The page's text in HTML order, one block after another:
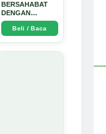
BERSAHABAT
DENGAN
NYAMUK: Jurus
Jitu Atasi
Beli / Baca